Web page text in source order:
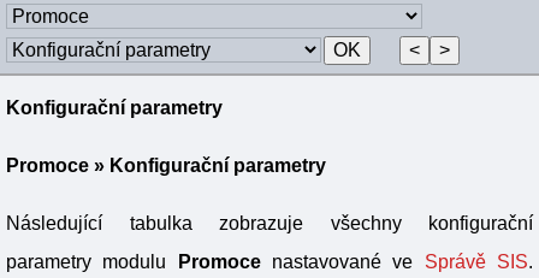
Konfigurační parametry
Promoce » Konfigurační parametry
Následující tabulka zobrazuje všechny konfigurační
parametry modulu
Promocenastavované ve Správě SIS.